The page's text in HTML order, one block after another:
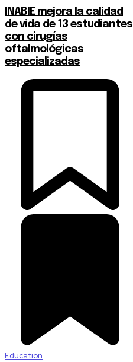
INABIE mejora la calidad
de vida de 13 estudiantes
con cirugías
oftalmológicas
especializadas
Education